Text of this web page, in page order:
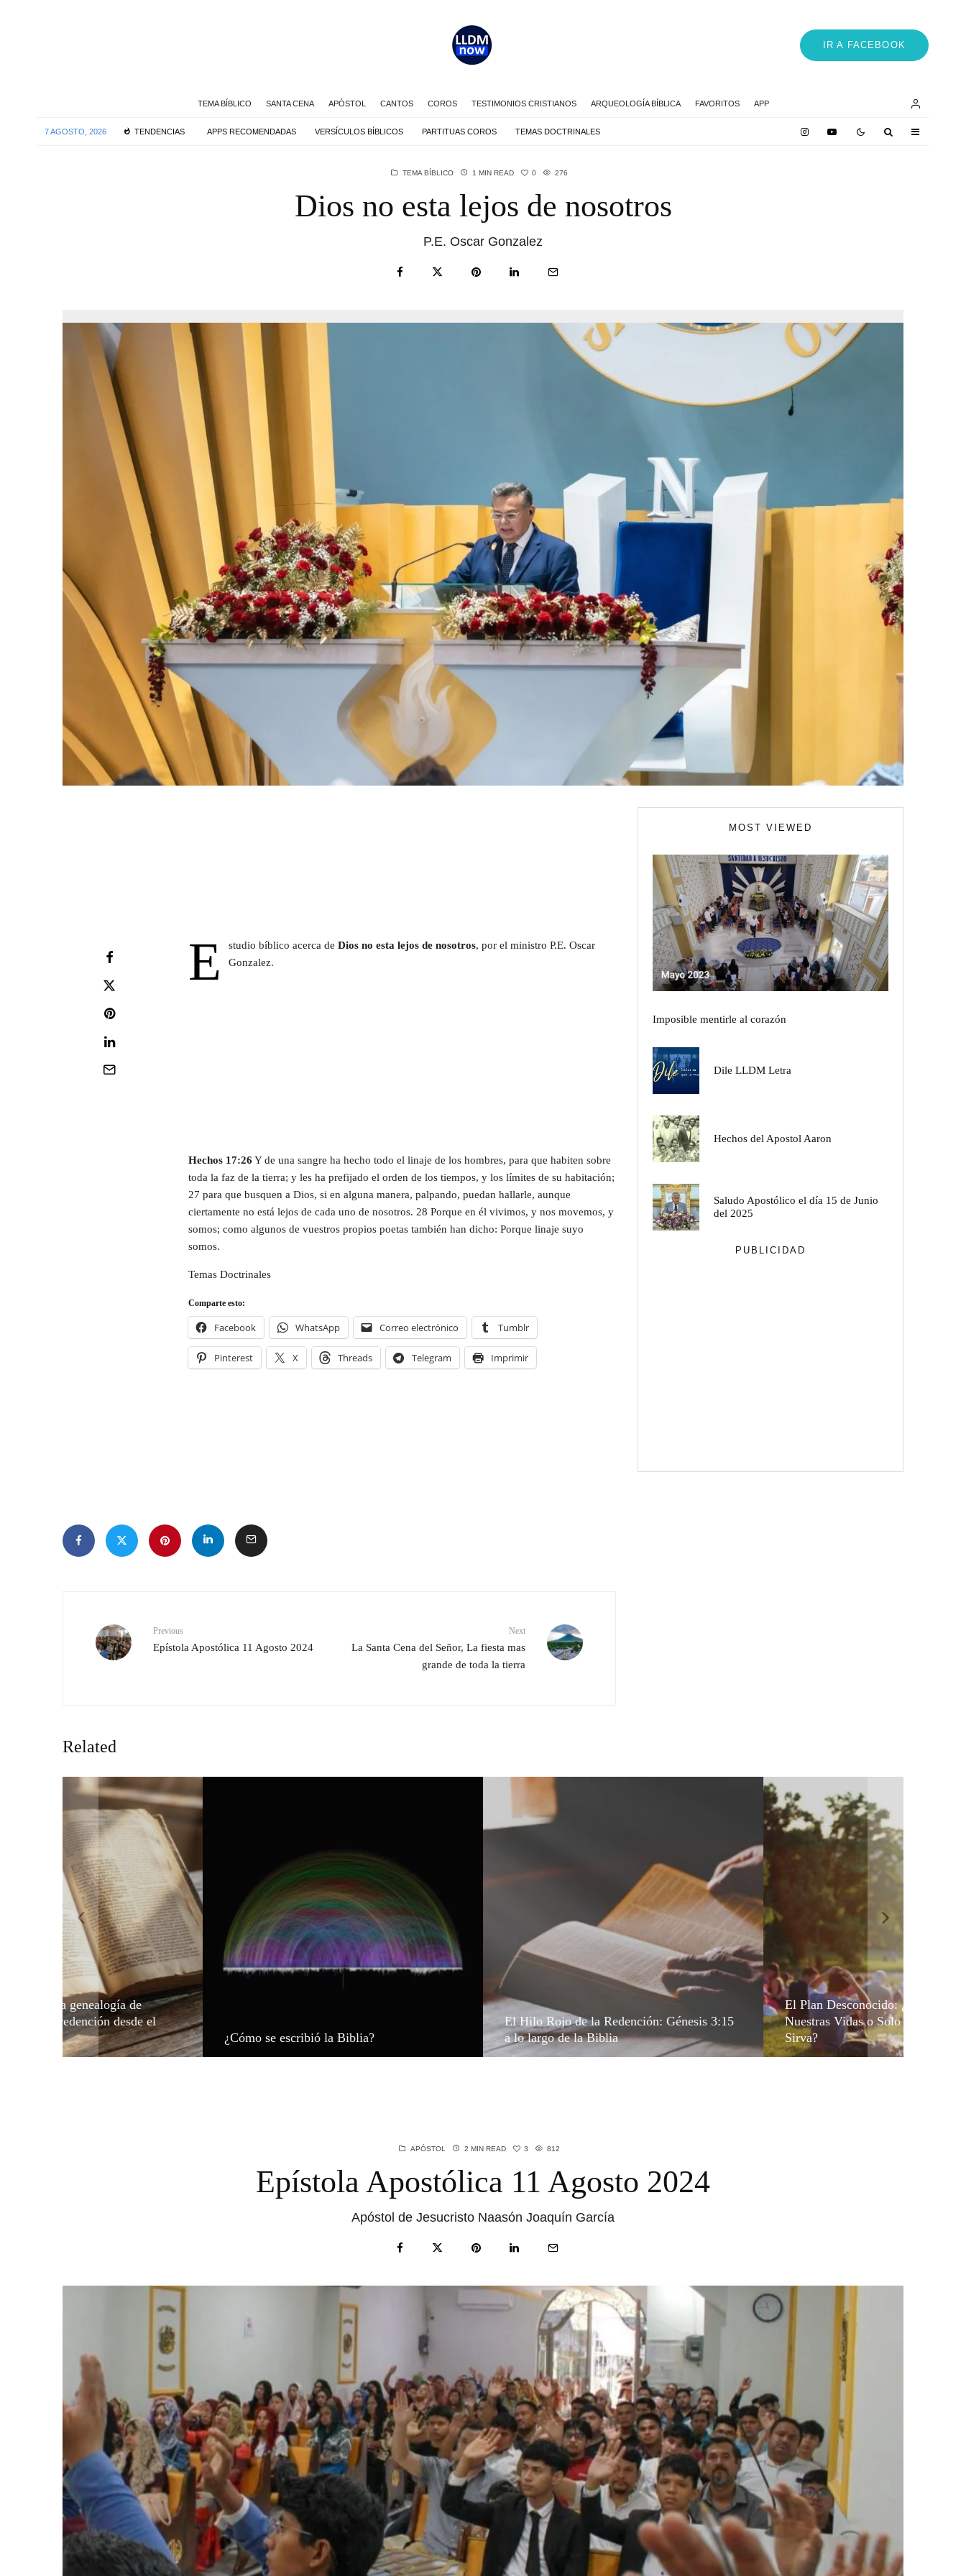
IR A FACEBOOK
TEMA BÍBLICO SANTA CENA APÓSTOL CANTOS COROS TESTIMONIOS CRISTIANOS ARQUEOLOGÍA BÍBLICA FAVORITOS APP
7 AGOSTO, 2026 TENDENCIAS APPS RECOMENDADAS VERSÍCULOS BÍBLICOS PARTITUAS COROS TEMAS DOCTRINALES
TEMA BÍBLICO 1 MIN READ 0 276
Dios no esta lejos de nosotros
P.E. Oscar Gonzalez
E studio bíblico acerca de Dios no esta lejos de nosotros, por el ministro P.E. Oscar
Gonzalez.
Hechos 17:26 Y de una sangre ha hecho todo el linaje de los hombres, para que habiten sobre
toda la faz de la tierra; y les ha prefijado el orden de los tiempos, y los límites de su habitación;
27 para que busquen a Dios, si en alguna manera, palpando, puedan hallarle, aunque
ciertamente no está lejos de cada uno de nosotros. 28 Porque en él vivimos, y nos movemos, y
somos; como algunos de vuestros propios poetas también han dicho: Porque linaje suyo
somos.
Temas Doctrinales
Comparte esto:
Facebook WhatsApp Correo electrónico Tumblr
Pinterest X Threads Telegram Imprimir
Previous
Epístola Apostólica 11 Agosto 2024
Next
La Santa Cena del Señor, La fiesta mas
grande de toda la tierra
MOST VIEWED
Imposible mentirle al corazón
Dile LLDM Letra
Hechos del Apostol Aaron
Saludo Apostólico el día 15 de Junio
del 2025
PUBLICIDAD
Related
El Plan Desconocido: ¿Queremos
Nuestras Vidas o Solo Deseamos
Sirva?
oculto en la genealogía de
plan de redención desde el
¿Cómo se escribió la Biblia?
El Hilo Rojo de la Redención: Génesis 3:15
a lo largo de la Biblia
APÓSTOL 2 MIN READ 3 812
Epístola Apostólica 11 Agosto 2024
Apóstol de Jesucristo Naasón Joaquín García